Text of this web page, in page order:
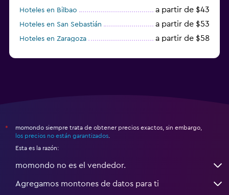
Hoteles en Bilbao a partir de $43
Hoteles en San Sebastián a partir de $53
Hoteles en Zaragoza a partir de $58
*
momondo siempre trata de obtener precios exactos, sin embargo,
los precios no están garantizados
Esta es la razón:
momondo no es el vendedor.
Agregamos montones de datos para ti